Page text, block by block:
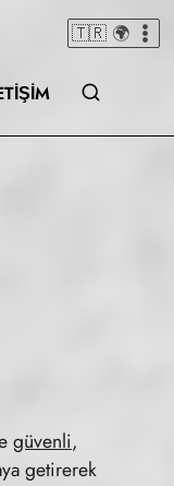
🇹🇷 🌍
güvenli,
getirerek